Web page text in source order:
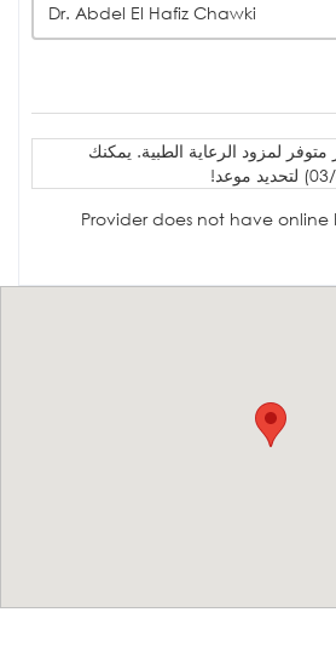
Dr. Abdel El Hafiz Chawki
متوفر لمزود الرعاية الطبية. يمكنك
Provider does not have